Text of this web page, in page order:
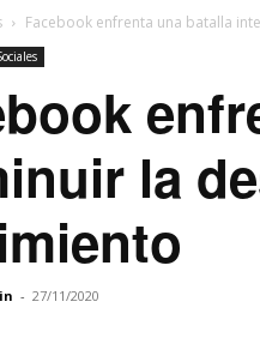
Facebook enfrenta una batalla
la
- 27/11/2020